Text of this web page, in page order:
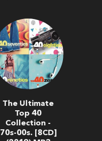
The Ultimate
Top 40
Collection -
70s-00s. [8CD]